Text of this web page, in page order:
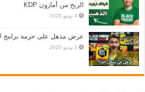
الربح من أمازون KDP
3 يونيو 2025
عرض مذهل على حزمة برامج
3 يونيو 2025